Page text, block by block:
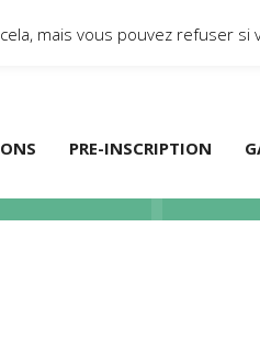
PRE-INSCRIPTION
mais vous pouvez refuser si